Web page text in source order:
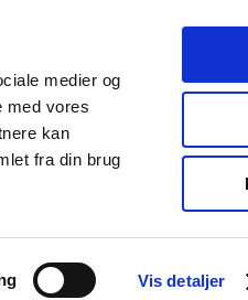
medier og
med vores
kan
fra din brug
Vis detaljer
Udgivelser
Medicinsk
Særlige